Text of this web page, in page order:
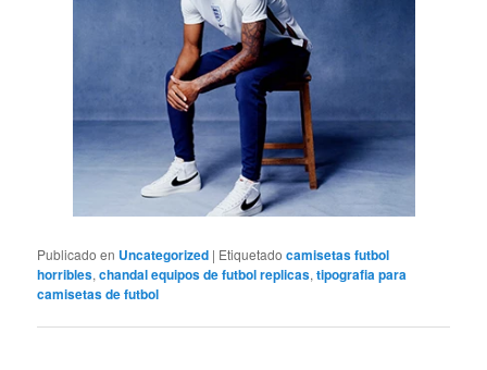
Publicado en Uncategorized | Etiquetado camisetas futbol
horribles,chandal equipos de futbol replicas,tipografia para
camisetas de futbol